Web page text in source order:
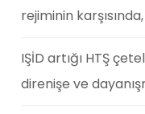
rejiminin
IŞİD artığı HTŞ
direnişe ve